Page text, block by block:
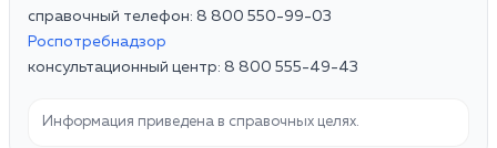
справочный телефон: 8 800 550-99-03
Роспотребнадзор
консультационный центр: 8 800 555-49-43
Информация приведена в справочных целях.